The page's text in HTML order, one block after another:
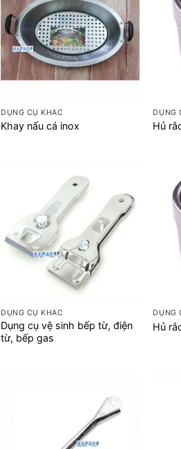
DỤNG CỤ KHÁC
Khay nấu cá inox
DỤNG
Hủ
DỤNG CỤ KHÁC
Dụng cụ vệ sinh bếp từ, điện
từ, bếp gas
DỤNG
Hủ